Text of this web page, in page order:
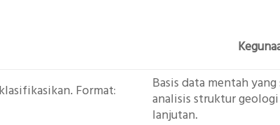
Format:
Basis data mentah
analisis struktur
lanjutan.